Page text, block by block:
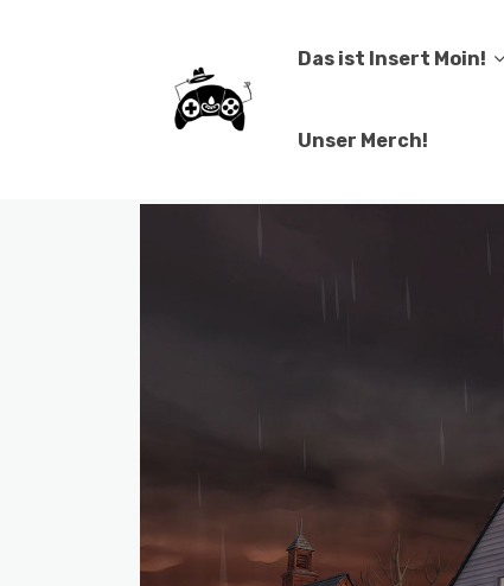
Das ist Insert Moin!
Unser Merch!